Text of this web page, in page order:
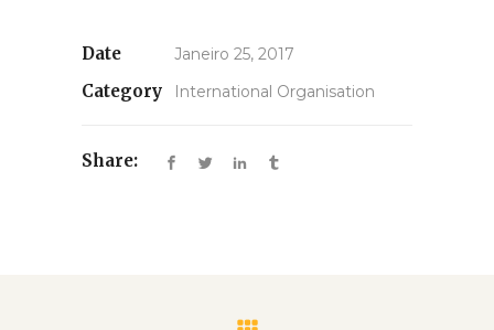
Date Janeiro 25, 2017
Category International Organisation
Share: